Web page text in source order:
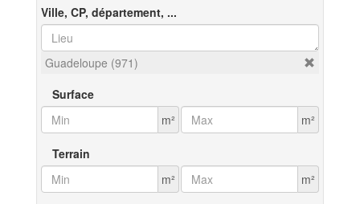
Ville, CP, département, ...
Guadeloupe (971)
Surface
m²
m²
Terrain
m²
m²